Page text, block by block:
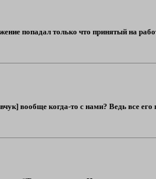
попадал только что принятый на
вообще когда-то с нами? Ведь все